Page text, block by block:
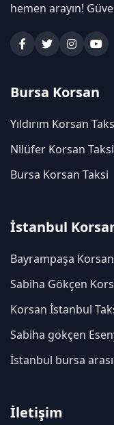
hemen arayın!
Bursa Korsan
Yıldırım Korsan
Nilüfer Korsan Taksi
Bursa Korsan Taksi
İstanbul
Bayrampaşa
Sabiha Gökçen
Korsan İstanbul
Sabiha gökçen
İstanbul bursa
İletişim